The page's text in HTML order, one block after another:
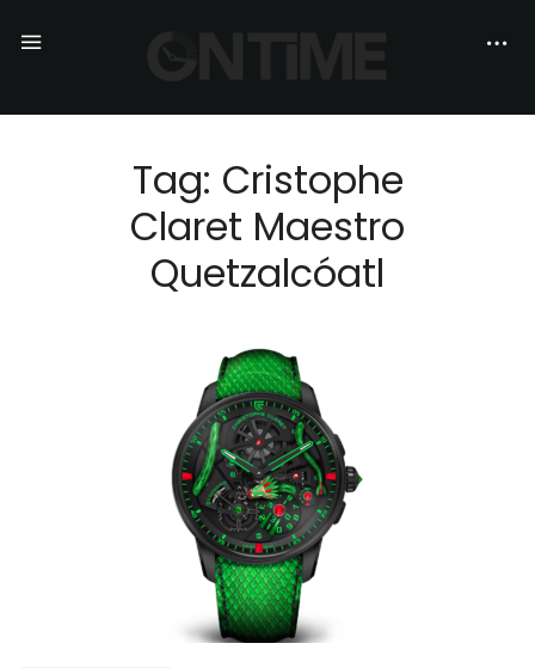
Tag: Cristophe
Claret Maestro
Quetzalcóatl